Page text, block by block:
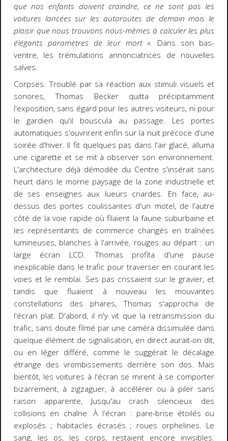
que nos enfants doivent craindre, ce ne sont pas les
voitures lancées sur les autoroutes de demain mais le
plaisir que nous trouvons nous-mêmes à calculer les plus
élégants paramètres de leur mort ».
Dans son bas-
ventre, les trémulations annonciatrices de nouvelles
salves.
Corpses. Troublé par sa réaction aux stimuli visuels et
sonores, Thomas Becker quitta précipitamment
l'exposition, sans égard pour les autres visiteurs, ni pour
le gardien qu'il bouscula au passage. Les portes
automatiques s'ouvrirent enfin sur la nuit précoce d'une
soirée d'hiver. Il fit quelques pas dans l'air glacé, alluma
une cigarette et se mit à observer son environnement.
L'architecture déjà démodée du Centre s'insérait sans
heurt dans le morne paysage de la zone industrielle et
de ses enseignes aux lueurs criardes. En face, au-
dessus des portes coulissantes d'un motel, de l'autre
côté de la voie rapide où filaient la faune suburbaine et
les représentants de commerce changés en traînées
lumineuses, blanches à l'arrivée, rouges au départ : un
large écran LCD. Thomas profita d'une pause
inexplicable dans le trafic pour traverser en courant les
voies et le remblai. Ses pas crissaient sur le gravier, et
tandis que fluaient à nouveau les mouvantes
constellations des phares, Thomas s'approcha de
l'écran plat. D'abord, il n'y vit que la retransmission du
trafic, sans doute filmé par une caméra dissimulée dans
quelque élément de signalisation, en direct aurait-on dit,
ou en léger différé, comme le suggérait le décalage
étrange des vrombissements derrière son dos. Mais
bientôt, les voitures à l'écran se mirent à se comporter
bizarrement, à zigzaguer, à accélérer ou à piler sans
raison apparente, Jusqu'au crash silencieux des
collisions en chaîne. À l'écran : pare-brise étoilés ou
explosés ; habitacles écrasés ; roues orphelines. Le
sang, les os, les corps, restaient encore invisibles.